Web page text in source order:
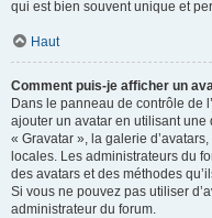
qui est bien souvent unique et
Haut
Comment puis-je afficher un
Dans le panneau de contrôle de
ajouter un avatar en utilisant une
« Gravatar », la galerie
locales. Les administrateurs du
des avatars et des méthodes
Si vous ne pouvez pas utiliser
administrateur du forum.